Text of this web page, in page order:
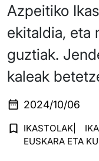
Azpeitiko
ekitaldia, eta
guztiak.
kaleak
2024/10/06
IKASTOLAK
EUSKARA ETA